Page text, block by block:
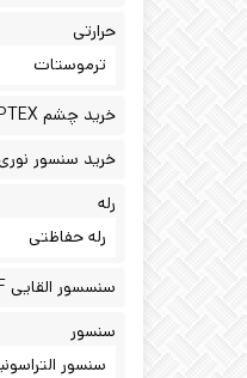
حرارتی
ترموستات
خرید چشم OPTEX
خرید سنسور
رله
رله حفاظتی
سنسسور القایی BALLUFF
سنسور
سنسور